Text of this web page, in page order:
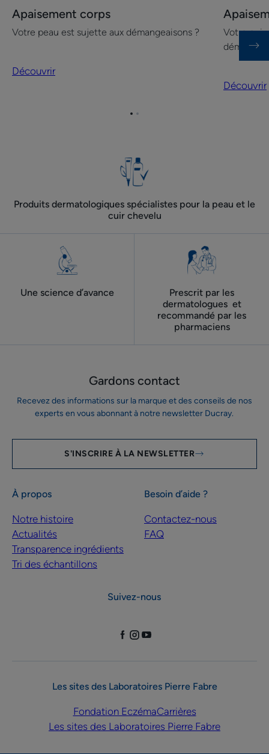
Apaisement
corps
Apaisement corps
Votre peau est sujette aux démangeaisons ?
Découvrir
cuir
chevelu
Votre cuir
démange
Découvrir
Aller
Aller
Produits dermatologiques spécialistes pour la peau et le
cuir chevelu
Une science d’avance
Prescrit par les
dermatologues ​ et
recommandé par les
pharmaciens
Gardons contact
Recevez des informations sur la marque et des conseils de nos
experts en vous abonnant à notre newsletter Ducray.
S'INSCRIRE À LA NEWSLETTER
À propos
Notre histoire
Actualités
Transparence ingrédients
Tri des échantillons
Besoin d’aide ?
Contactez-nous
FAQ
Suivez-nous
Les sites des Laboratoires Pierre Fabre
Fondation EczémaCarrières
Les sites des Laboratoires Pierre Fabre